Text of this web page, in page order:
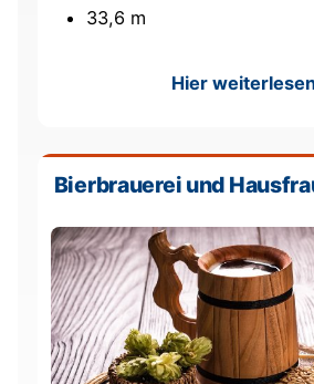
33,6 m
Hier :
Bierbrauerei und